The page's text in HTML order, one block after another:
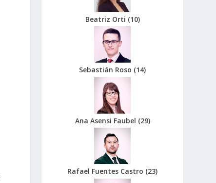
Beatriz Orti (10)
Sebastián Roso (14)
Ana Asensi Faubel (29)
Rafael Fuentes Castro (23)